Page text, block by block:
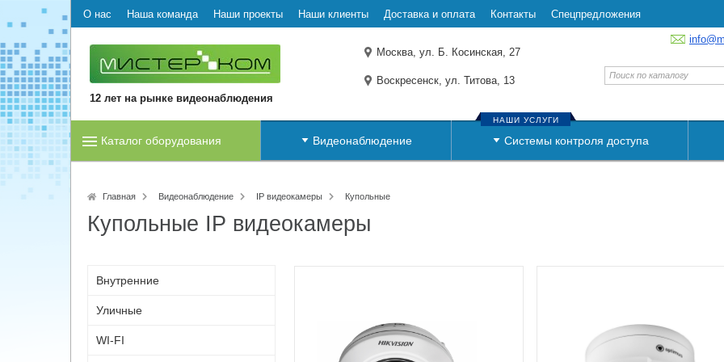
О нас Наша команда Наши проекты Наши клиенты Доставка и оплата Контакты Спецпредложения
12 лет на рынке видеонаблюдения
Москва, ул. Б. Косинская, 27
Воскресенск, ул. Титова, 13
Каталог оборудования Видеонаблюдение Системы контроля доступа
НАШИ УСЛУГИ
Главная Видеонаблюдение IP видеокамеры Купольные
Купольные IP видеокамеры
Внутренние
Уличные
WI-FI